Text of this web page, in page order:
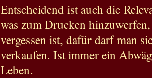
Entscheidend ist auch die
was zum Drucken
vergessen ist, dafür darf man
verkaufen. Ist immer ein
Leben.